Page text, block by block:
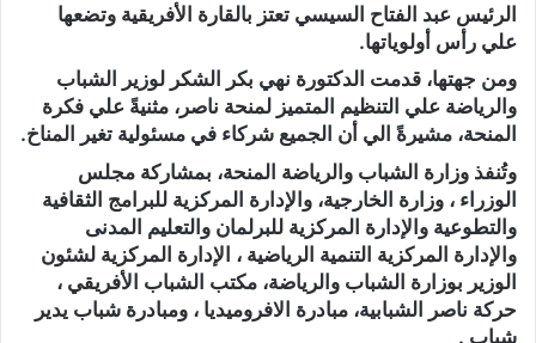
الرئيس عبد الفتاح السيسي تعتز بالقارة الأفريقية وتضعها
علي رأس أولوياتها.
ومن جهتها، قدمت الدكتورة نهي بكر الشكر لوزير الشباب
والرياضة علي التنظيم المتميز لمنحة ناصر، مثنيةً علي فكرة
المنحة، مشيرةً الي أن الجميع شركاء في مسئولية تغير المناخ.
وتُنفذ وزارة الشباب والرياضة المنحة، بمشاركة مجلس
الوزراء ، وزارة الخارجية، والإدارة المركزية للبرامج الثقافية
والتطوعية والإدارة المركزية للبرلمان والتعليم المدنى
والإدارة المركزية التنمية الرياضية ، الإدارة المركزية لشئون
الوزير بوزارة الشباب والرياضة، مكتب الشباب الأفريقي ،
حركة ناصر الشبابية، مبادرة الافروميديا ، ومبادرة شباب يدير
شباب .